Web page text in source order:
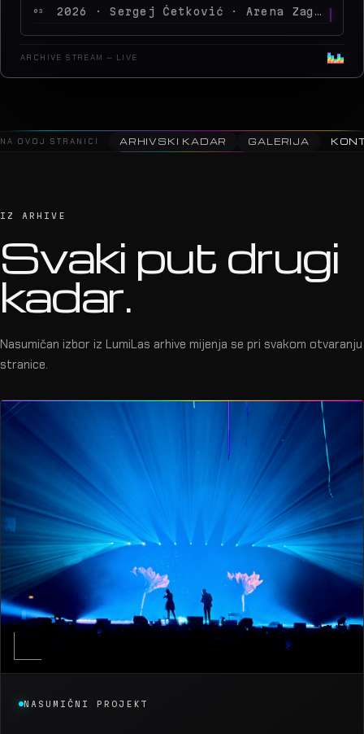
03 2026 · Sergej Ćetković · Arena Zagreb
2026 · Peđa Jovanović · Arena Zagreb
ARCHIVE STREAM — LIVE
NA OVOJ STRANICI ARHIVSKI KADAR GALERIJA
IZ ARHIVE
Svaki put drugi
kadar.
Nasumičan izbor iz LumiLas arhive mijenja se pri svakom otvaranju
stranice.
NASUMIČNI PROJEKT